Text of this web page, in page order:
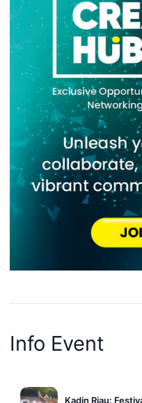
Info Event
Kadin Riau: